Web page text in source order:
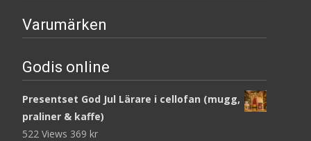
Varumärken
Godis online
Presentset God Jul Lärare i cellofan (mugg,
praliner & kaffe)
522 Views 369 kr